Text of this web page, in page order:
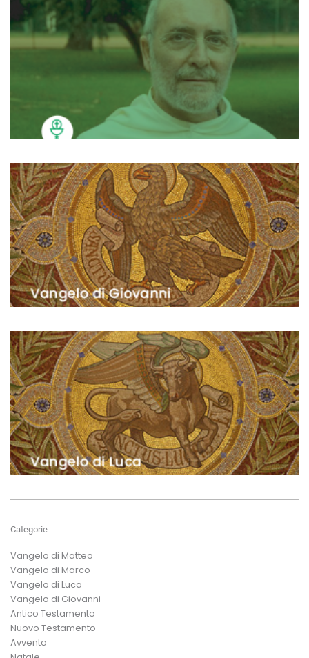
Categorie
Vangelo di Matteo
Vangelo di Marco
Vangelo di Luca
Vangelo di Giovanni
Antico Testamento
Nuovo Testamento
Avvento